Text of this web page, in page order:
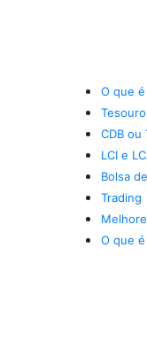
O que
CDB ou
LCI e
Bolsa
Trading
O que é